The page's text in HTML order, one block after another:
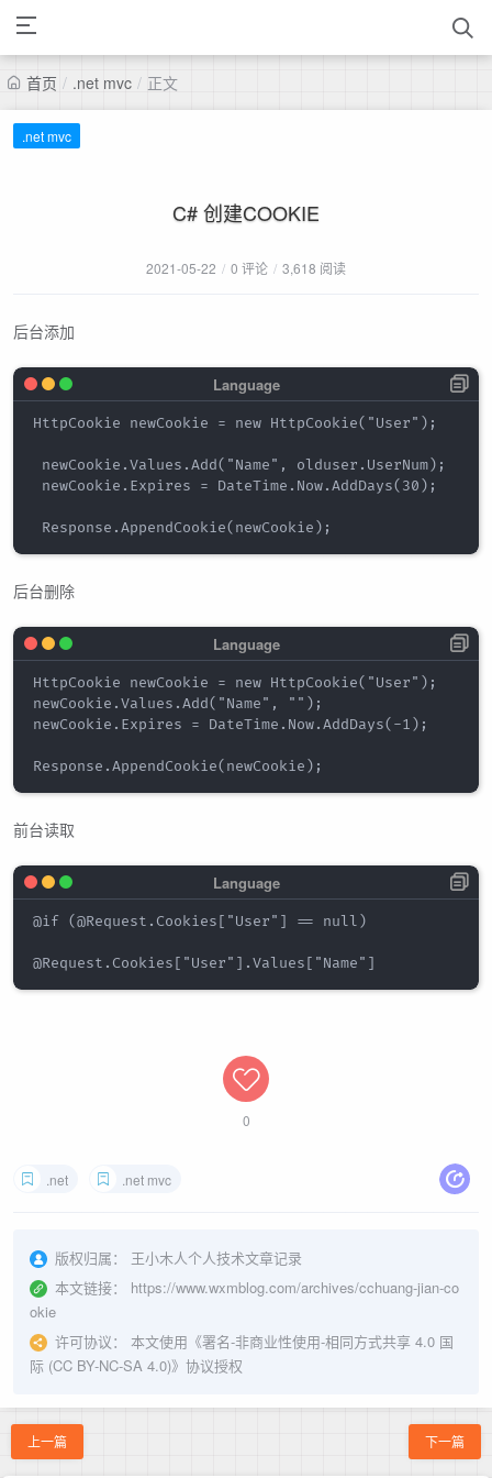
首页 / .net mvc / 正文
.net mvc
C# 创建COOKIE
2021-05-22 / 0 评论 / 3,618 阅读
后台添加
HttpCookie newCookie = new HttpCookie("User");
newCookie.Values.Add("Name", olduser.UserNum);
newCookie.Expires = DateTime.Now.AddDays(30);
后台删除
HttpCookie newCookie = new HttpCookie("User");
newCookie.Values.Add("Name", "");
newCookie.Expires = DateTime.Now.AddDays(-1);
前台读取
@if (@Request.Cookies["User"] == null)
0
.net .net mvc
版权归属：
王小木人个人技术文章记录
本文链接：
https://www.wxmblog.com/archives/cchuang-jian-co
okie
许可协议：
本文使用《署名-非商业性使用-相同方式共享 4.0 国
际 (CC BY-NC-SA 4.0)》协议授权
上一篇 下一篇